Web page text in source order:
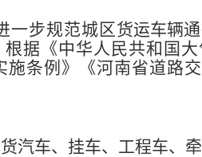
一步规范城区货运车辆
据《中华人民共和国
条例》《河南省道路
汽车、挂车、工程车、